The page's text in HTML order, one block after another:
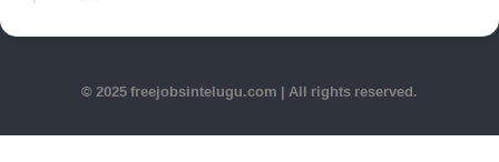
© 2025 freejobsintelugu.com | All rights reserved.